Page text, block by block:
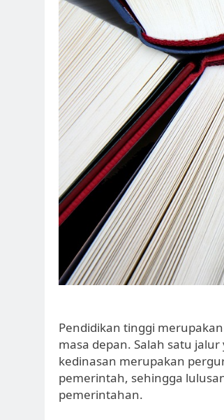
Pendidikan tinggi
masa depan. Salah satu
kedinasan merupakan
pemerintah, sehingga
pemerintahan.